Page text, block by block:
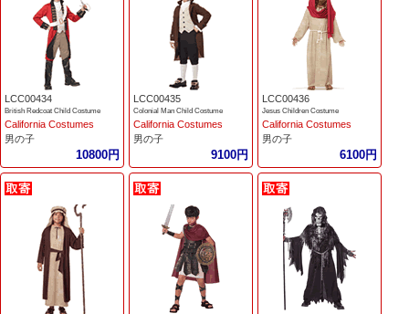
LCC00434
British Redcoat Child Costume
California Costumes
男の子
10800円
LCC00435
Colonial Man Child Costume
California Costumes
男の子
9100円
LCC00436
Jesus Children Costume
California Costumes
男の子
6100円